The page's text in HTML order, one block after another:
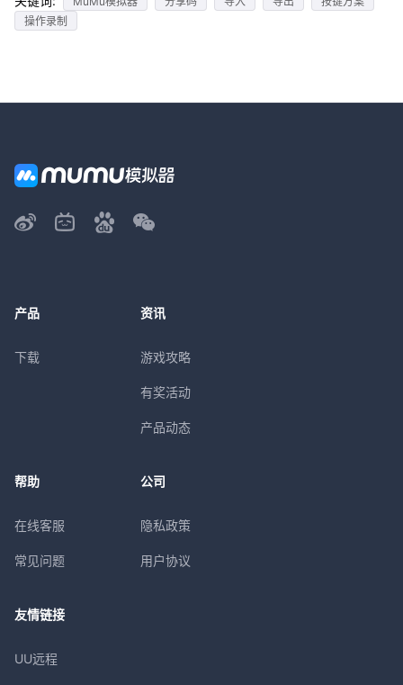
操作录制
产品
下载
资讯
游戏攻略
有奖活动
产品动态
帮助
在线客服
常见问题
公司
隐私政策
用户协议
友情链接
UU远程